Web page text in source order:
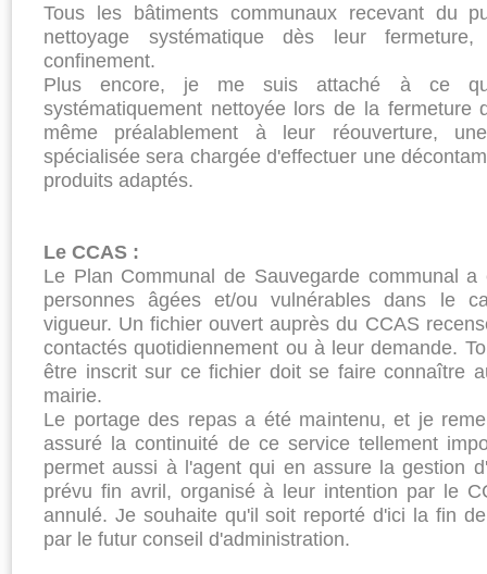
Tous les bâtiments communaux recevant du
nettoyage systématique dès leur
confinement.
Plus encore, je me suis attaché à ce
systématiquement nettoyée lors de la
même préalablement à leur réouverture,
spécialisée sera chargée d'effectuer une
produits adaptés.
Le CCAS :
Le Plan Communal de Sauvegarde communal
personnes âgées et/ou vulnérables dans le
vigueur. Un fichier ouvert auprès du CCAS
contactés quotidiennement ou à leur demande.
être inscrit sur ce fichier doit se faire connaître
mairie.
Le portage des repas a été maintenu, et je
assuré la continuité de ce service tellement
permet aussi à l'agent qui en assure la gestion
prévu fin avril, organisé à leur intention par le
annulé. Je souhaite qu'il soit reporté d'ici la fin
par le futur conseil d'administration.